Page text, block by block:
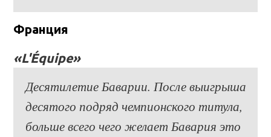
Франция
«L'Équipe»
Десятилетие Баварии. После выигрыша
десятого подряд чемпионского титула,
больше всего чего желает Бавария это